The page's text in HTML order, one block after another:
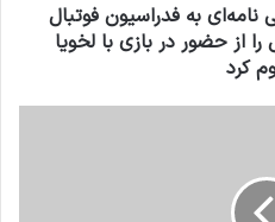
نامه‌ای به فدراسیون فوتبال
از حضور در بازی با لخویا
کرد